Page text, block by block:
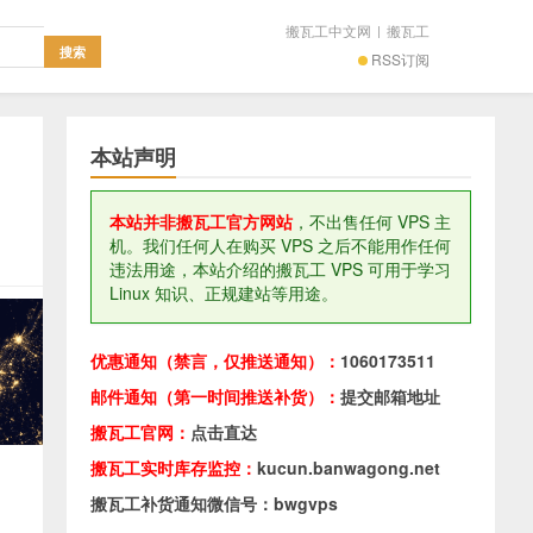
RSS订阅
搬瓦工中文网 | 搬瓦工
本站声明
本站并非搬瓦工官方网站，不出售任何 VPS 主
机。我们任何人在购买 VPS 之后不能用作任何
违法用途，本站介绍的搬瓦工 VPS 可用于学习
Linux 知识、正规建站等用途。
优惠通知（禁言，仅推送通知）： 1060173511
邮件通知（第一时间推送补货）： 提交邮箱地址
搬瓦工官网： 点击直达
搬瓦工实时库存监控： kucun.banwagong.net
搬瓦工补货通知微信号：bwgvps